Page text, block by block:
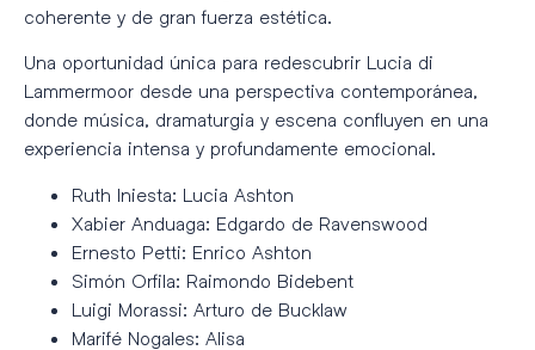
coherente y de gran fuerza estética.
Una oportunidad única para redescubrir Lucia di
Lammermoor desde una perspectiva contemporánea,
donde música, dramaturgia y escena confluyen en una
experiencia intensa y profundamente emocional.
Ruth Iniesta: Lucia Ashton
Xabier Anduaga: Edgardo de Ravenswood
Ernesto Petti: Enrico Ashton
Simón Orfila: Raimondo Bidebent
Luigi Morassi: Arturo de Bucklaw
Marifé Nogales: Alisa